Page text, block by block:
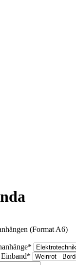
(Format A6)
*
*